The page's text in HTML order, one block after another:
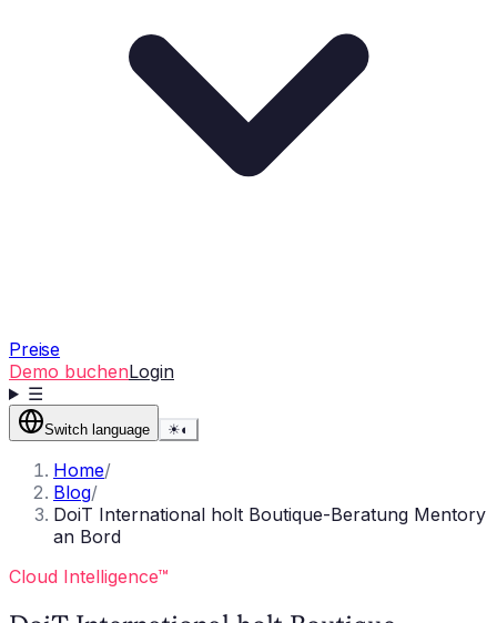
Preise
Demo buchenLogin
☰
Switch language ☀◐
Home/
Blog/
DoiT International holt Boutique-Beratung Mentory
an Bord
Cloud Intelligence™